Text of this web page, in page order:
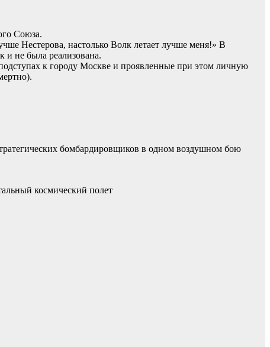
Союза.
Нестерова, настолько Волк летает лучше меня!» В
и не была реализована.
к городу Москве и проявленные при этом личную
бомбардировщиков в одном воздушном бою
космический полет